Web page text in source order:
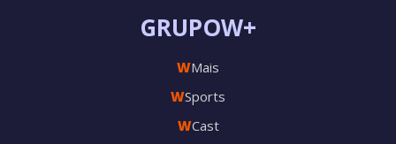
GRUPOW+
WMais
WSports
WCast